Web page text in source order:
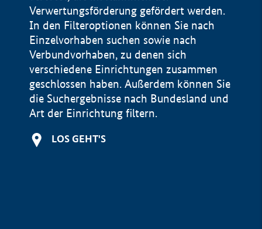
Verwertungsförderung gefördert werden.
In den Filteroptionen können Sie nach
Einzelvorhaben suchen sowie nach
Verbundvorhaben, zu denen sich
verschiedene Einrichtungen zusammen
geschlossen haben. Außerdem können Sie
die Suchergebnisse nach Bundesland und
Art der Einrichtung filtern.
LOS GEHT'S